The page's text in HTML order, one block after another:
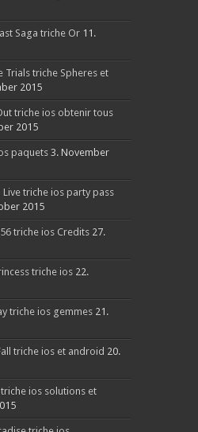
Saga triche Or 11.
Trials triche Spheres et
2015
triche ios obtenir tous
2015
paquets 3. November
triche ios party pass
2015
triche ios Credits 27.
triche ios 22.
triche ios gemmes 21.
triche ios et android 20.
ios solutions et